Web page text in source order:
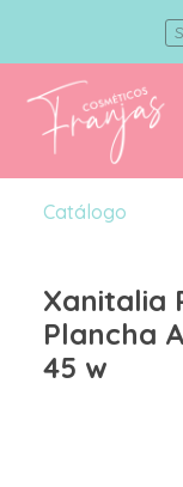
Catálogo
Xanitalia
Plancha
45 w